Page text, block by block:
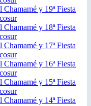
Chamamé y 19ª Fiesta
Chamamé y 18ª Fiesta
Chamamé y 17ª Fiesta
Chamamé y 16ª Fiesta
Chamamé y 15ª Fiesta
Chamamé y 14ª Fiesta